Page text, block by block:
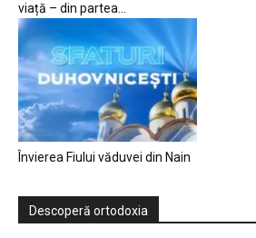
viață – din partea...
Învierea Fiului văduvei din Nain
Descoperă ortodoxia